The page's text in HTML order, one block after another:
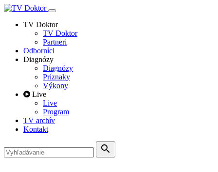
TV Doktor
TV Doktor
Partneri
Odborníci
Diagnózy
Diagnózy
Príznaky
Výkony
Live
Live
Program
TV archív
Kontakt
search